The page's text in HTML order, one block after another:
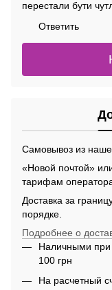
перестали бути
Ответить
Самовывоз из
«Новой почтой»
тарифам
Доставка за
порядке.
Подробнее о
Наличными при
100 грн
На расчетный